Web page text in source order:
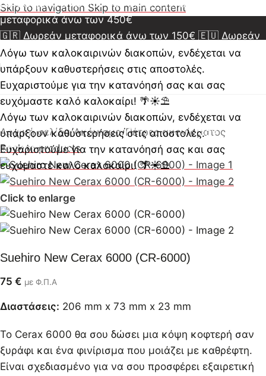
Skip to navigation Skip to main content
μεταφορικά άνω των 350€🇺🇸🇨🇦 Δωρεάν
μεταφορικά άνω των 450€
🇬🇷 Δωρεάν μεταφορικά άνω των 150€ 🇪🇺 Δωρεάν
μεταφορικά άνω των 350€🇺🇸🇨🇦 Δωρεάν
μεταφορικά άνω των 450€🇬🇷 Δωρεάν μεταφορικά
άνω των 150€🇪🇺 Δωρεάν μεταφορικά άνω των
350€🇺🇸🇨🇦 Δωρεάν μεταφορικά άνω των 450€
🇬🇷 Δωρεάν μεταφορικά άνω των 150€🇪🇺 Δωρεάν
μεταφορικά άνω των 350€🇺🇸🇨🇦 Δωρεάν
μεταφορικά άνω των 450€
Λόγω των καλοκαιρινών διακοπών, ενδέχεται να
υπάρξουν καθυστερήσεις στις αποστολές.
Ευχαριστούμε για την κατανόησή σας και σας
ευχόμαστε καλό καλοκαίρι! 🌴☀️⛱️
Λόγω των καλοκαιρινών διακοπών, ενδέχεται να
υπάρξουν καθυστερήσεις στις αποστολές.
Ευχαριστούμε για την κατανόησή σας και σας
ευχόμαστε καλό καλοκαίρι! 🌴☀️⛱️
Αρχική σελίδα/Ακόνισμα/Πέτρες ακονίσματος
Back to products
Click to enlarge
Suehiro New Cerax 6000 (CR-6000)
75 € με Φ.Π.Α
Διαστάσεις: 206 mm x 73 mm x 23 mm
Το Cerax 6000 θα σου δώσει μια κόψη κοφτερή σαν
ξυράφι και ένα φινίρισμα που μοιάζει με καθρέφτη.
Είναι σχεδιασμένο για να σου προσφέρει εξαιρετική